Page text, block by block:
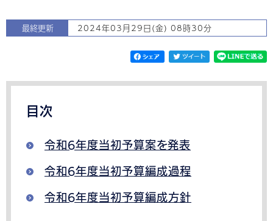
最終更新 2024年03月29日(金) 08時30分
目次
令和6年度当初予算案を発表
令和6年度当初予算編成過程
令和6年度当初予算編成方針